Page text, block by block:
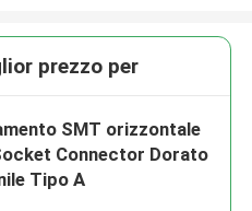
prezzo per
SMT orizzontale
Connector Dorato
Tipo A